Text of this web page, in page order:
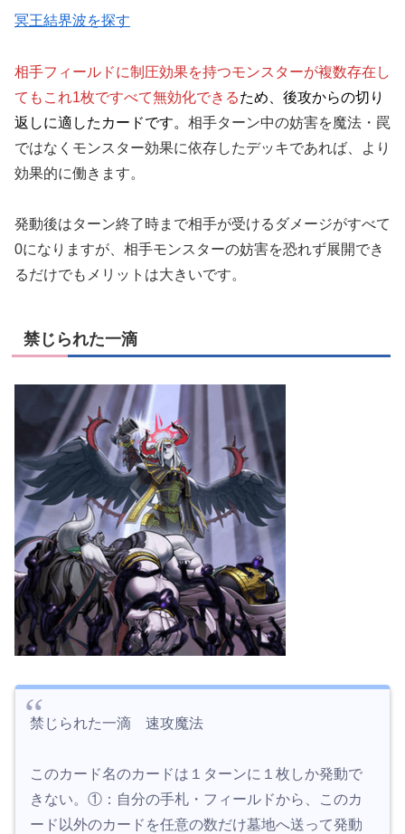
冥王結界波を探す
相手フィールドに制圧効果を持つモンスターが複数存在し
てもこれ1枚ですべて無効化できるため、後攻からの切り
返しに適したカードです。 相手ターン中の妨害を魔法・罠
ではなくモンスター効果に依存したデッキであれば、より
効果的に働きます。
発動後はターン終了時まで相手が受けるダメージがすべて
0になりますが、相手モンスターの妨害を恐れず展開でき
るだけでもメリットは大きいです。
禁じられた一滴
禁じられた一滴 速攻魔法
このカード名のカードは１ターンに１枚しか発動で
きない。①：自分の手札・フィールドから、このカ
ード以外のカードを任意の数だけ墓地へ送って発動